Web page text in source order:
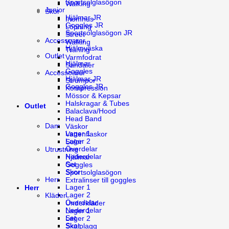
Sportsolglasögon
Junior
Hjälmar JR
Goggles JR
Sportsolglasögon JR
Accessoarer
Hjälmväska
Outlet
Hjälmar
Goggles
Hjälmar JR
Goggles JR
Outlet
Dam
Lager 1
Lager 2
Överdelar
Nederdelar
Set
Skor
Herr
Lager 1
Lager 2
Överdelar
Nederdelar
Set
Skor
Walking
Skor
Inomhus
Löpning
Street
Walking
Träning
Varmfodrat
Sandaler
Accessoarer
Strumpor
Kompression
Mössor & Kepsar
Halskragar & Tubes
Balaclava/Hood
Head Band
Väskor
Vattenflaskor
Sulor
Utrustning
Hjälmar
Goggles
Sportsolglasögon
Extralinser till goggles
Herr
Kläder
Underkläder
Lager 1
Lager 2
Skalplagg